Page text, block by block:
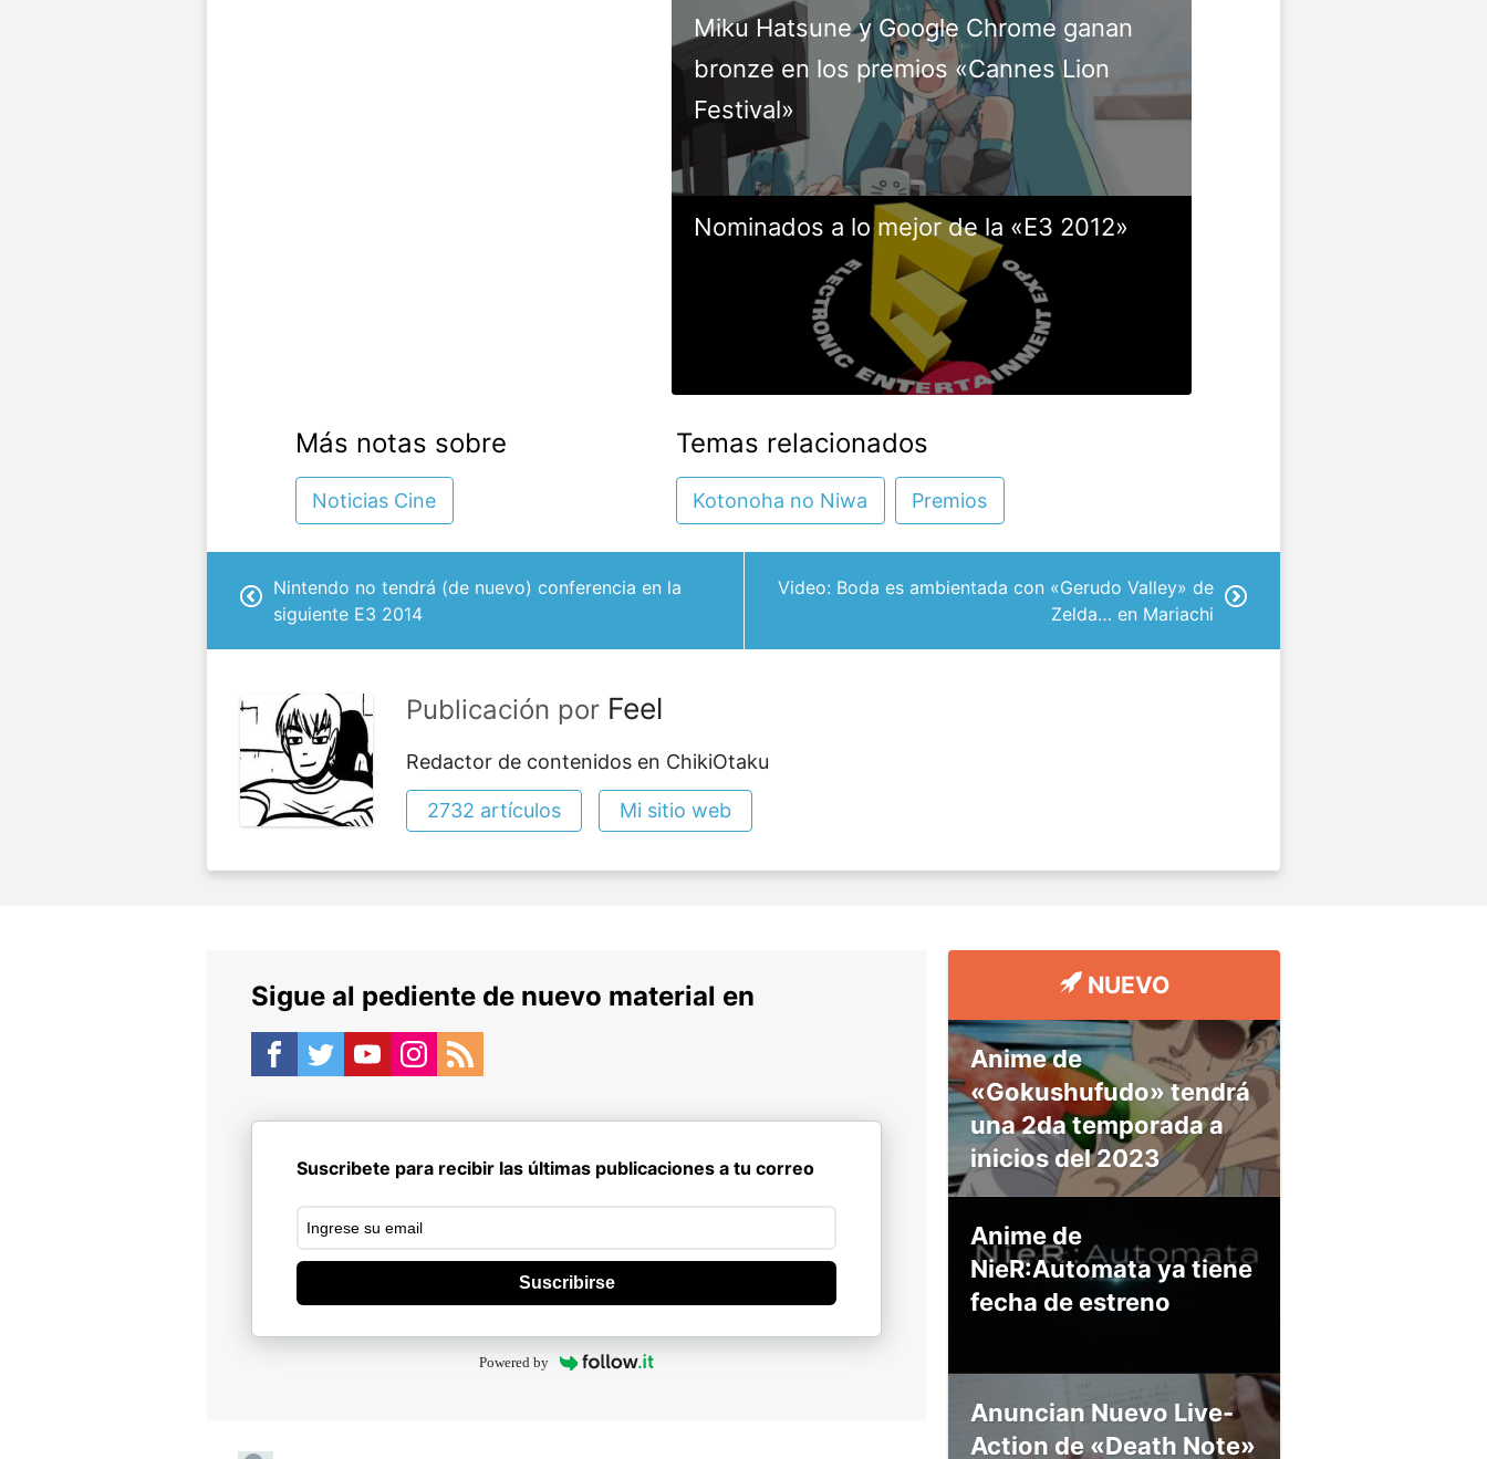
Miku Hatsune y Google Chrome ganan
bronze en los premios «Cannes Lion
Festival»
Nominados a lo mejor de la «E3 2012»
Más notas sobre
Noticias Cine
Temas relacionados
Kotonoha no Niwa Premios
Nintendo no tendrá (de nuevo) conferencia en la
siguiente E3 2014
Video: Boda es ambientada con «Gerudo Valley» de
Zelda… en Mariachi
Publicación por Feel
Redactor de contenidos en ChikiOtaku
2732 artículos Mi sitio web
Sigue al pediente de nuevo material en
Suscribete para recibir las últimas publicaciones a tu correo
Suscribirse
Powered by
NUEVO
Anime de
«Gokushufudo» tendrá
una 2da temporada a
inicios del 2023
Anime de
NieR:Automata ya tiene
fecha de estreno
Anuncian Nuevo Live-
Action de «Death Note»